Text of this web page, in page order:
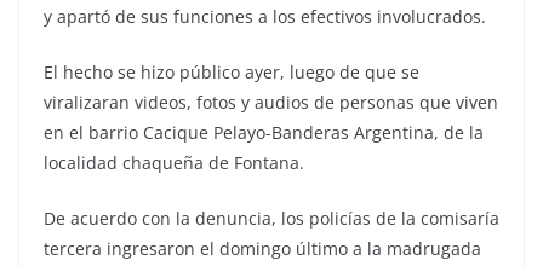
y apartó de sus funciones a los efectivos involucrados.
El hecho se hizo público ayer, luego de que se
viralizaran videos, fotos y audios de personas que viven
en el barrio Cacique Pelayo-Banderas Argentina, de la
localidad chaqueña de Fontana.
De acuerdo con la denuncia, los policías de la comisaría
tercera ingresaron el domingo último a la madrugada